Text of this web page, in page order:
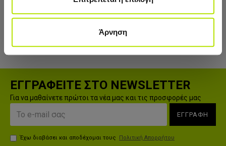
Άρνηση
Έχετε φτάσει στο τέλος της λίστας.
ΕΓΓΡΑΦΕΙΤΕ ΣΤΟ NEWSLETTER
Για να μαθαίνετε πρώτοι τα νέα μας και τις προσφορές μας
ΕΓΓΡΑΦΗ
Έχω διαβάσει και αποδέχομαι τους Πολιτική Απορρήτου